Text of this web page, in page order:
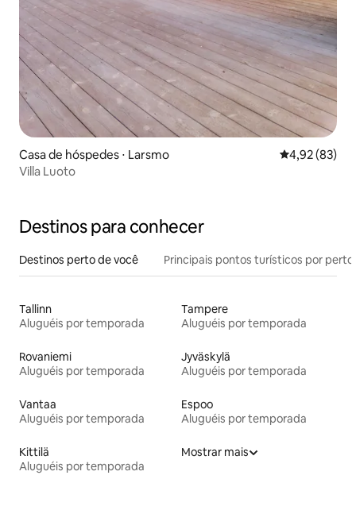
Casa de hóspedes ⋅ Larsmo 4,92 de uma
4,92 (83)
Villa Luoto
Destinos para conhecer
Destinos perto de você Principais pontos turísticos por perto
Tallinn
Aluguéis por temporada
Tampere
Aluguéis por temporada
Rovaniemi
Aluguéis por temporada
Jyväskylä
Aluguéis por temporada
Vantaa
Aluguéis por temporada
Espoo
Aluguéis por temporada
Kittilä
Aluguéis por temporada
Mostrar mais